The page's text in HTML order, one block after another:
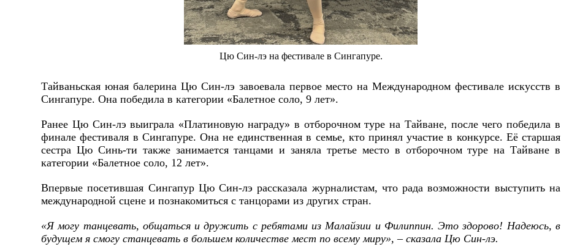
Цю Син-лэ на фестивале в Сингапуре.
Тайваньская юная балерина Цю Син-лэ завоевала первое место на Международном фестивале искусств в
Сингапуре. Она победила в категории «Балетное соло, 9 лет».
Ранее Цю Син-лэ выиграла «Платиновую награду» в отборочном туре на Тайване, после чего победила в
финале фестиваля в Сингапуре. Она не единственная в семье, кто принял участие в конкурсе. Её старшая
сестра Цю Синь-ти также занимается танцами и заняла третье место в отборочном туре на Тайване в
категории «Балетное соло, 12 лет».
Впервые посетившая Сингапур Цю Син-лэ рассказала журналистам, что рада возможности выступить на
международной сцене и познакомиться с танцорами из других стран.
«Я могу танцевать, общаться и дружить с ребятами из Малайзии и Филиппин. Это здорово! Надеюсь, в
будущем я смогу станцевать в большем количестве мест по всему миру», – сказала Цю Син-лэ.